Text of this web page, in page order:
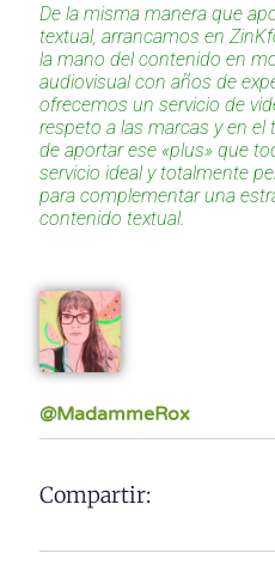
De la misma manera que
textual, arrancamos en
la mano del contenido en
audiovisual con años de
ofrecemos un servicio de
respeto a las marcas y en
de aportar ese «plus» que
servicio ideal y totalmente
para complementar una
contenido textual.
@MadammeRox
Compartir: